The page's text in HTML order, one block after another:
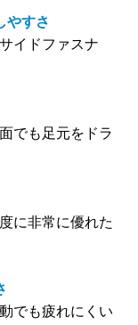
やすさ
イドファスナ
でも足元をドラ
に非常に優れた
でも疲れにくい